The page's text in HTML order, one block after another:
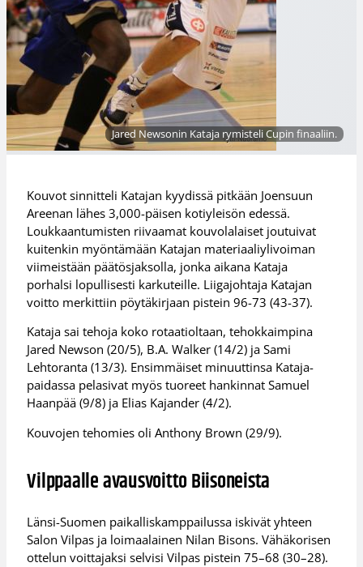
Jared Newsonin Kataja rymisteli Cupin finaaliin.
Kouvot sinnitteli Katajan kyydissä pitkään Joensuun
Areenan lähes 3,000-päisen kotiyleisön edessä.
Loukkaantumisten riivaamat kouvolalaiset joutuivat
kuitenkin myöntämään Katajan materiaaliylivoiman
viimeistään päätösjaksolla, jonka aikana Kataja
porhalsi lopullisesti karkuteille. Liigajohtaja Katajan
voitto merkittiin pöytäkirjaan pistein 96-73 (43-37).
Kataja sai tehoja koko rotaatioltaan, tehokkaimpina
Jared Newson (20/5), B.A. Walker (14/2) ja Sami
Lehtoranta (13/3). Ensimmäiset minuuttinsa Kataja-
paidassa pelasivat myös tuoreet hankinnat Samuel
Haanpää (9/8) ja Elias Kajander (4/2).
Kouvojen tehomies oli Anthony Brown (29/9).
Vilppaalle avausvoitto Biisoneista
Länsi-Suomen paikalliskamppailussa iskivät yhteen
Salon Vilpas ja loimaalainen Nilan Bisons. Vähäkorisen
ottelun voittajaksi selvisi Vilpas pistein 75–68 (30–28).